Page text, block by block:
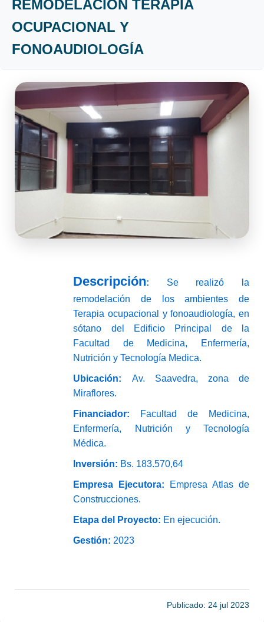
REMODELACIÓN TERAPIA
OCUPACIONAL Y
FONOAUDIOLOGÍA
Descripción: Se realizó la
remodelación de los ambientes de
Terapia ocupacional y fonoaudiología, en
sótano del Edificio Principal de la
Facultad de Medicina, Enfermería,
Nutrición y Tecnología Medica.
Ubicación: Av. Saavedra, zona de
Miraflores.
Financiador:
Facultad de Medicina,
Enfermería, Nutrición y Tecnología
Médica.
Inversión: Bs. 183.570,64
Empresa Ejecutora:
Empresa Atlas de
Construcciones.
Etapa del Proyecto: En ejecución.
Gestión: 2023
Publicado: 24 jul 2023